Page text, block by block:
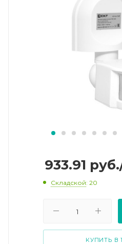
933.91 руб.
Складской: 20
КУПИТЬ В